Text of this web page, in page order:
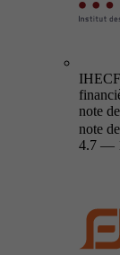
note de
note
4.7 —